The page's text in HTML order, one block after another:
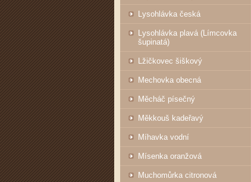
Lysohlávka česká
Lysohlávka plavá (Límcovka
šupinatá)
Lžičkovec šiškový
Mechovka obecná
Měcháč písečný
Měkkouš kadeřavý
Míhavka vodní
Mísenka oranžová
Muchomůrka citronová